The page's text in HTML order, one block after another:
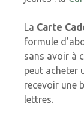
La Carte
formule
sans avoir à
peut acheter
recevoir une
lettres.